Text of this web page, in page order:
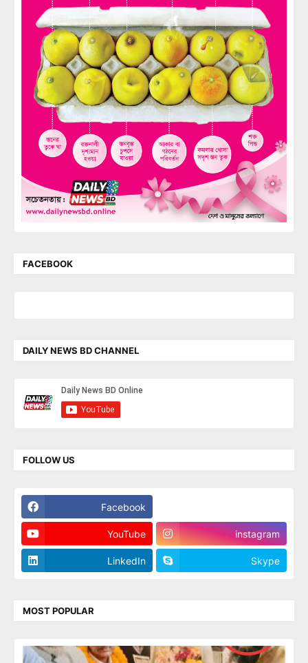
FACEBOOK
DAILY NEWS BD CHANNEL
FOLLOW US
Facebook
YouTube instagram
LinkedIn Skype
MOST POPULAR